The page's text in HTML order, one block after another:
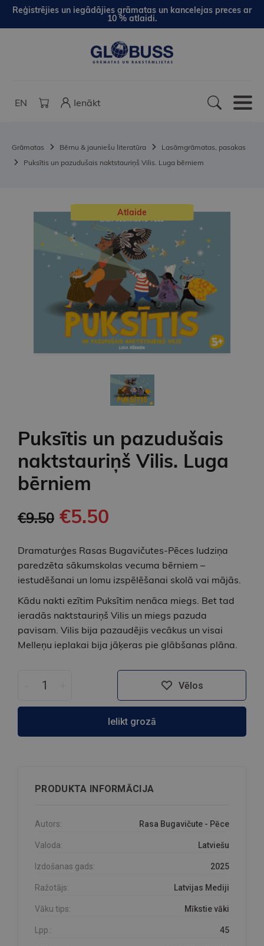
Reģistrējies un iegādājies grāmatas un kancelejas preces ar
10 % atlaidi.
EN Ienākt
Grāmatas Bērnu & jauniešu literatūra
Lasāmgrāmatas, pasakas
Puksītis un pazudušais naktstauriņš Vilis. Luga bērniem
Atlaide
Puksītis un pazudušais
naktstauriņš Vilis. Luga
bērniem
€9.50 €5.50
Dramaturģes Rasas Bugavičutes-Pēces ludziņa
paredzēta sākumskolas vecuma bērniem –
iestudēšanai un lomu izspēlēšanai skolā vai mājās.
Kādu nakti ezītim Puksītim nenāca miegs. Bet tad
ieradās naktstauriņš Vilis un miegs pazuda
pavisam. Vilis bija pazaudējis vecākus un visai
Melleņu ieplakai bija jāķeras pie glābšanas plāna.
Vēlos
Ielikt grozā
PRODUKTA INFORMĀCIJA
Autors: Rasa Bugavičute - Pēce
Valoda: Latviešu
Izdošanas gads: 2025
Ražotājs: Latvijas Mediji
Vāku tips: Mīkstie vāki
Lpp.: 45